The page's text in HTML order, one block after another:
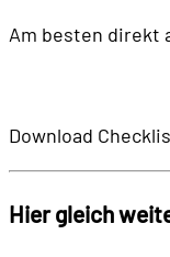
Am besten direkt
Download
Hier gleich